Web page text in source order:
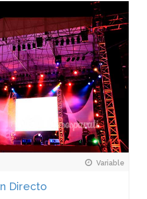
Variable
Directo